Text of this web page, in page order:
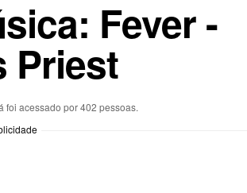
Fever -
Priest
foi acessado por 402 pessoas.